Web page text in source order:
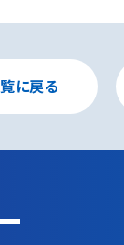
に戻る